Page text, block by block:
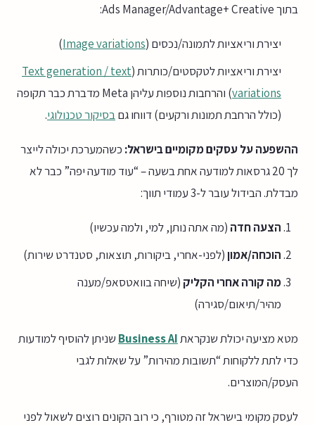
בתוך Ads Manager/Advantage+ Creative:
יצירת וריאציות לתמונה/נכסים (Image variations
)
יצירת וריאציות לטקסטים/כותרות (Text generation / text
variations
) והרחבות נוספות עליהן Meta מדברת כבר תקופה
(כולל הרחבת תמונות ורקעים) דווחו גםבסיקור טכנולוגי.
ההשפעה על עסקים מקומיים בישראל: כשהמערכת יכולה לייצר
לך 20 גרסאות למודעה אחת בשעה – “עוד מודעה יפה” כבר לא
מבדלת. הבידול עובר ל-3 עמודי תווך:
הצעה חדה (מה אתה נותן, למי, ולמה עכשיו)
הוכחה/אמון(לפני-אחרי, ביקורות, תוצאות, סטנדרט שירות)
מה קורה אחרי הקליק (שיחה בוואטסאפ/מענה
מהיר/תיאום/סגירה)
מטא מציעה יכולת שנקראתBusiness AI שניתן להוסיף למודעות
כדי לתת ללקוחות “תשובות מהירות” על שאלות לגבי
העסק/המוצרים.
לעסק מקומי בישראל זה מטורף, כי רוב הקונים רוצים לשאול לפני